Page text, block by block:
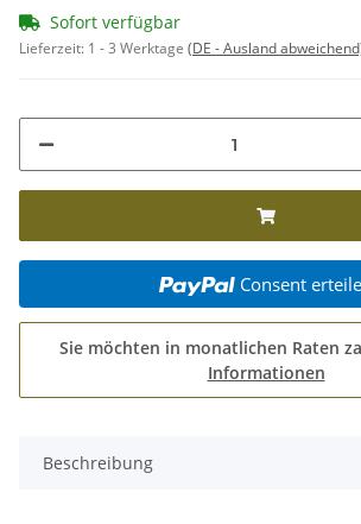
Sofort verfügbar
Lieferzeit: 1 - 3 Werktage (DE - Ausland
Consent
Sie möchten in monatlichen Raten
Informationen
Beschreibung